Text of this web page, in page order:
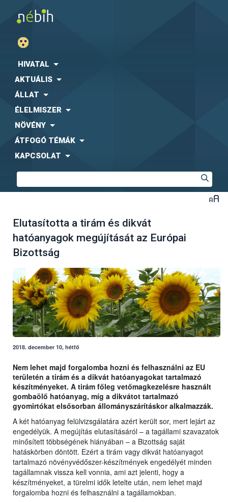
HIVATAL
AKTUÁLIS
ÁLLAT
ÉLELMISZER
NÖVÉNY
ÁTFOGÓ TÉMÁK
KAPCSOLAT
Elutasította a tirám és dikvát
hatóanyagok megújítását az Európai
Bizottság
2018. december 10, hétfő
Nem lehet majd forgalomba hozni és felhasználni az EU
területén a tirám és a dikvát hatóanyagokat tartalmazó
készítményeket. A tirám főleg vetőmagkezelésre használt
gombaölő hatóanyag, míg a dikvátot tartalmazó
gyomirtókat elsősorban állományszárításkor alkalmazzák.
A két hatóanyag felülvizsgálatára azért került sor, mert lejárt az
engedélyük. A megújítás elutasításáról – a tagállami szavazatok
minősített többségének hiányában – a Bizottság saját
hatáskörben döntött. Ezért a tirám vagy dikvát hatóanyagot
tartalmazó növényvédőszer-készítmények engedélyét minden
tagállamnak vissza kell vonnia, ami azt jelenti, hogy a
készítményeket, a türelmi idők letelte után, nem lehet majd
forgalomba hozni és felhasználni a tagállamokban.